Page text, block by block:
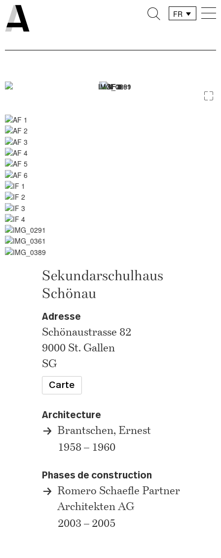
FR
Sekundarschulhaus
Schönau
Adresse
Schönaustrasse 82
9000 St. Gallen
SG
Carte
Architecture
Brantschen, Ernest
1958 – 1960
Phases de construction
Romero Schaefle Partner
Architekten AG
2003 – 2005